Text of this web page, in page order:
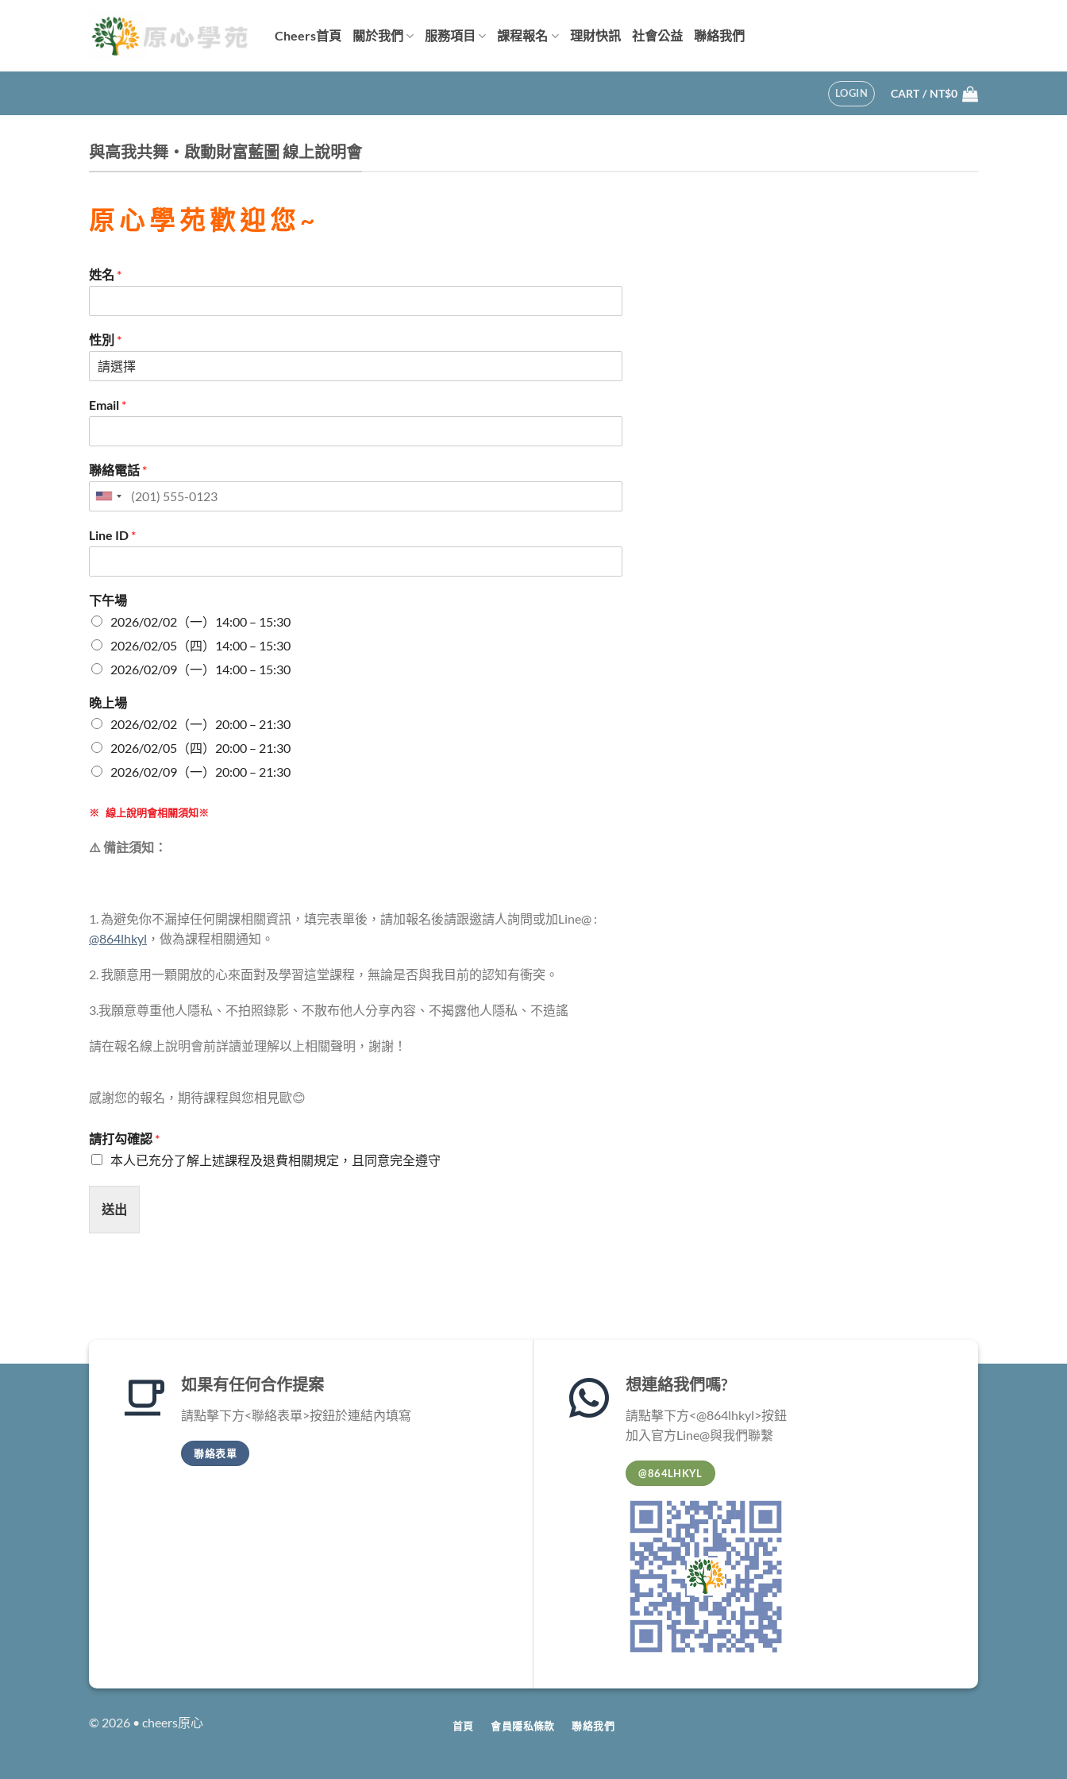
Cheers首頁 關於我們 服務項目 課程報名 理財快訊 社會公益 聯絡我們
LOGIN CART / NT$0
與高我共舞・啟動財富藍圖 線上說明會
原 心 學 苑 歡 迎 您 ~
姓名 *
性別 *
Email *
聯絡電話 *
United
+1
Line ID *
下午場
2026/02/02（一）14:00 – 15:30
2026/02/05（四）14:00 – 15:30
2026/02/09（一）14:00 – 15:30
晚上場
2026/02/02（一）20:00 – 21:30
2026/02/05（四）20:00 – 21:30
2026/02/09（一）20:00 – 21:30
※ 線上說明會相關須知※
⚠️ 備註須知：
1. 為避免你不漏掉任何開課相關資訊，填完表單後，請加報名後請跟邀請人詢問或加Line@ :
@864lhkyl ，做為課程相關通知。
2. 我願意用一顆開放的心來面對及學習這堂課程，無論是否與我目前的認知有衝突。
3.我願意尊重他人隱私、不拍照錄影、不散布他人分享內容、不揭露他人隱私、不造謠
請在報名線上說明會前詳讀並理解以上相關聲明，謝謝！
感謝您的報名，期待課程與您相見歐😊
請打勾確認 *
本人已充分了解上述課程及退費相關規定，且同意完全遵守
送出
如果有任何合作提案
請點擊下方<聯絡表單>按鈕於連結內填寫
聯絡表單
想連絡我們嗎?
請點擊下方<@864lhkyl>按鈕
加入官方Line@與我們聯繫
@864LHKYL
© 2026 • cheers原心 首頁 會員隱私條款 聯絡我們